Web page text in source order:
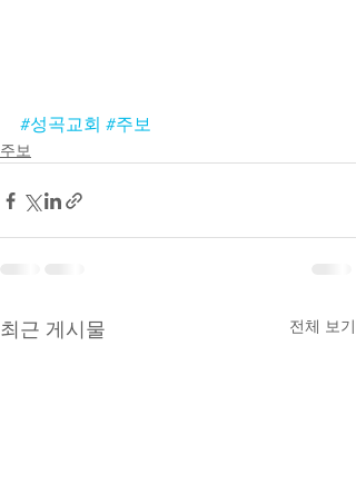
#성곡교회 #주보
주보
최근 게시물 전체 보기